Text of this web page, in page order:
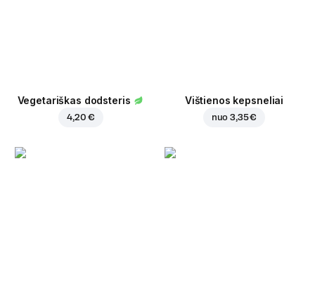
Vegetariškas dodsteris
4,20 €
Vištienos kepsneliai
nuo3,35 €